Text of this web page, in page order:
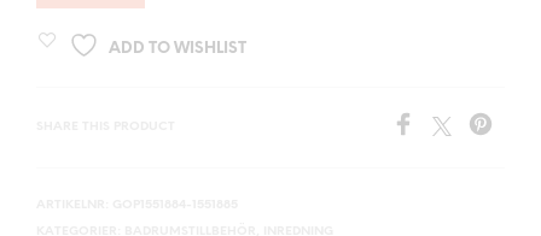
ADD TO WISHLIST